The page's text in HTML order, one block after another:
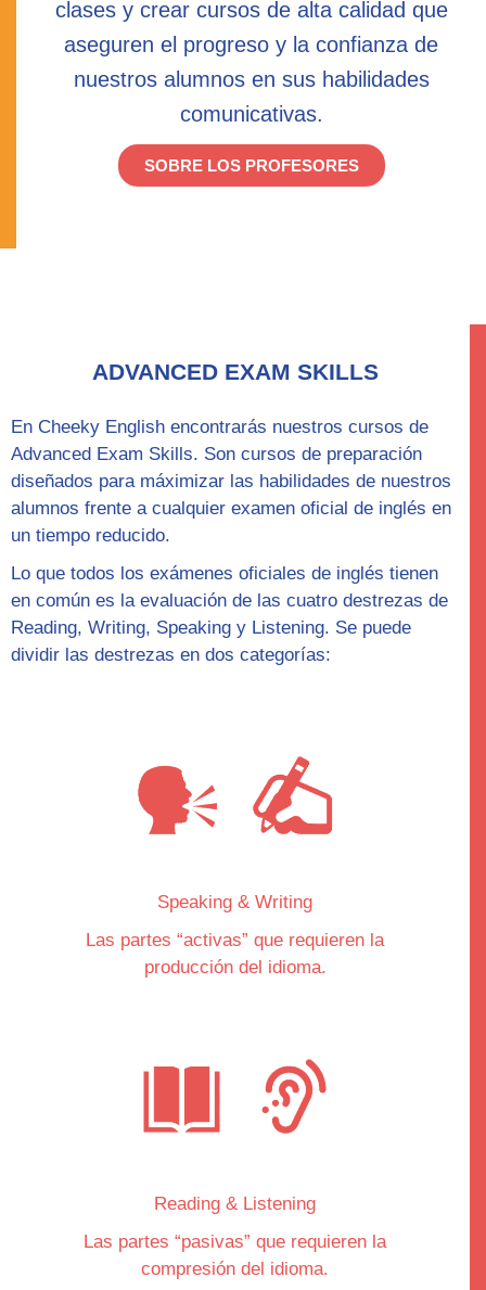
clases y crear cursos de alta calidad que
aseguren el progreso y la confianza de
nuestros alumnos en sus habilidades
comunicativas.
SOBRE LOS PROFESORES
ADVANCED EXAM SKILLS
En Cheeky English encontrarás nuestros cursos de
Advanced Exam Skills. Son cursos de preparación
diseñados para máximizar las habilidades de nuestros
alumnos frente a cualquier examen oficial de inglés en
un tiempo reducido.
Lo que todos los exámenes oficiales de inglés tienen
en común es la evaluación de las cuatro destrezas de
Reading, Writing, Speaking y Listening. Se puede
dividir las destrezas en dos categorías:
Speaking & Writing
Las partes “activas” que requieren la
producción del idioma.
Reading & Listening
Las partes “pasivas” que requieren la
compresión del idioma.